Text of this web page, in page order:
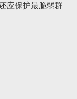
应保护最脆弱群